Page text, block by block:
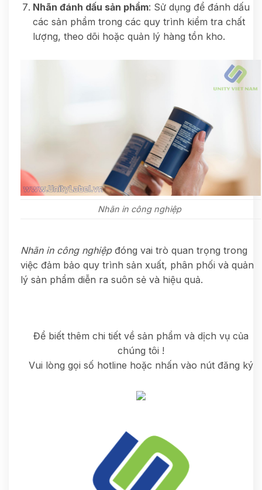
Nhãn đánh dấu sản phẩm: Sử dụng để đánh dấu
các sản phẩm trong các quy trình kiểm tra chất
lượng, theo dõi hoặc quản lý hàng tồn kho.
Nhãn in công nghiệp
Nhãn in công nghiệpđóng vai trò quan trọng trong
việc đảm bảo quy trình sản xuất, phân phối và quản
lý sản phẩm diễn ra suôn sẻ và hiệu quả.
Để biết thêm chi tiết về sản phẩm và dịch vụ của
chúng tôi !
Vui lòng gọi số hotline hoặc nhấn vào nút đăng ký